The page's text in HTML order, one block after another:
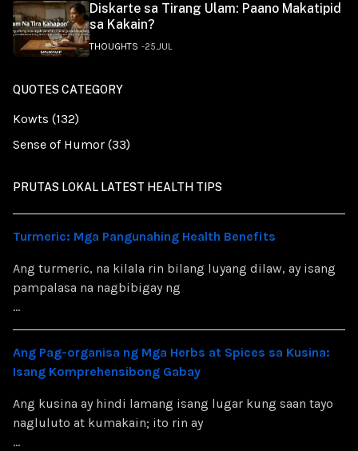
Diskarte sa Tirang Ulam: Paano Makatipid
sa Kakain?
THOUGHTS 25.JUL
QUOTES CATEGORY
Kowts (132)
Sense of Humor (33)
PRUTAS LOKAL LATEST HEALTH TIPS
Turmeric: Mga Pangunahing Health Benefits
Ang turmeric, na kilala rin bilang luyang dilaw, ay isang
pampalasa na nagbibigay ng
...
Ang Pag-organisa ng Mga Herbs at Spices sa Kusina:
Isang Komprehensibong Gabay
Ang kusina ay hindi lamang isang lugar kung saan tayo
nagluluto at kumakain; ito rin ay
...